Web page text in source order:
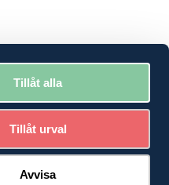
Tillåt alla
Tillåt urval
Avvisa